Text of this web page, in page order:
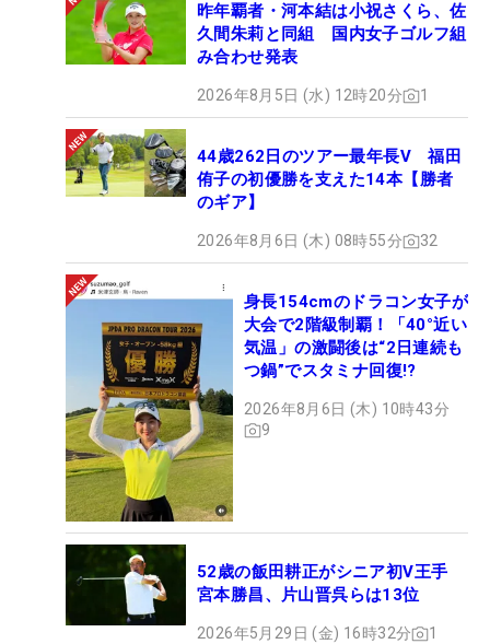
昨年覇者・河本結は小祝さくら、佐
久間朱莉と同組 国内女子ゴルフ組
み合わせ発表
2026年8月5日 (水) 12時20分 1
44歳262日のツアー最年長V 福田
侑子の初優勝を支えた14本【勝者
のギア】
2026年8月6日 (木) 08時55分 32
身長154cmのドラコン女子が
大会で2階級制覇！「40°近い
気温」の激闘後は“2日連続も
つ鍋”でスタミナ回復!?
2026年8月6日 (木) 10時43分
9
52歳の飯田耕正がシニア初V王手
宮本勝昌、片山晋呉らは13位
2026年5月29日 (金) 16時32分 1